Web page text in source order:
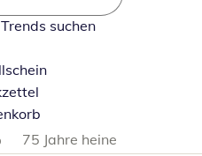
suchen
75 Jahre heine